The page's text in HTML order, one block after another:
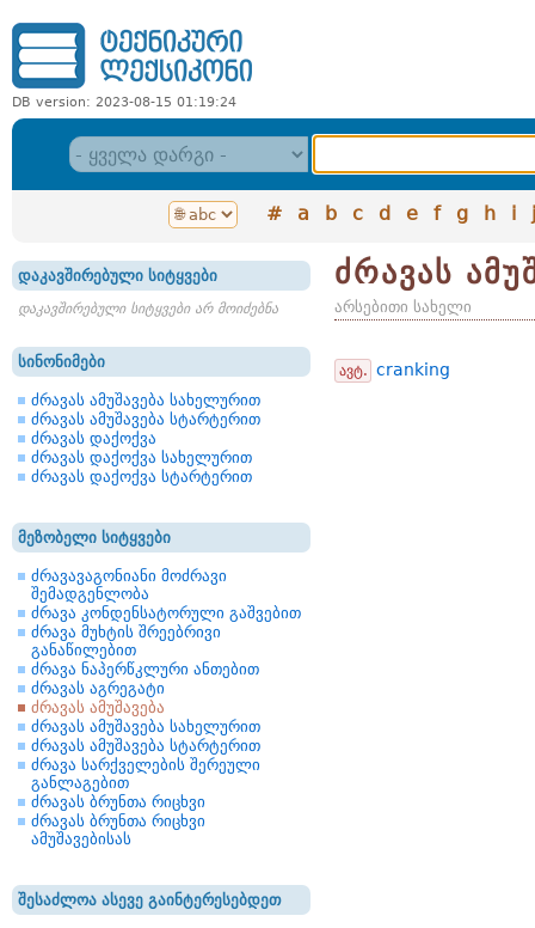
DB version: 2023-08-15 01:19:24
# a b c d e f g h i j
დაკავშირებული სიტყვები
დაკავშირებული სიტყვები არ მოიძებნა
სინონიმები
ძრავას ამუშავება სახელურით
ძრავას ამუშავება სტარტერით
ძრავას დაქოქვა
ძრავას დაქოქვა სახელურით
ძრავას დაქოქვა სტარტერით
მეზობელი სიტყვები
ძრავავაგონიანი მოძრავი
შემადგენლობა
ძრავა კონდენსატორული გაშვებით
ძრავა მუხტის შრეებრივი
განაწილებით
ძრავა ნაპერწკლური ანთებით
ძრავას აგრეგატი
ძრავას ამუშავება
ძრავას ამუშავება სახელურით
ძრავას ამუშავება სტარტერით
ძრავა სარქველების შერეული
განლაგებით
ძრავას ბრუნთა რიცხვი
ძრავას ბრუნთა რიცხვი
ამუშავებისას
შესაძლოა ასევე გაინტერესებდეთ
ძრავას
არსებითი სახელი
ავტ. cranking